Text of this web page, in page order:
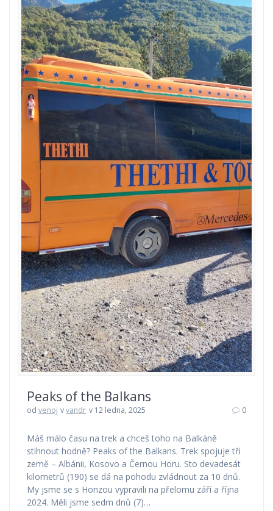
Peaks of the Balkans
od venoj vvandr v 12 ledna, 2025 0
Máš málo času na trek a chceš toho na Balkáně
stihnout hodně? Peaks of the Balkans. Trek spojuje tři
země – Albánii, Kosovo a Černou Horu. Sto devadesát
kilometrů (190) se dá na pohodu zvládnout za 10 dnů.
My jsme se s Honzou vypravili na přelomu září a října
2024. Měli jsme sedm dnů (7)…